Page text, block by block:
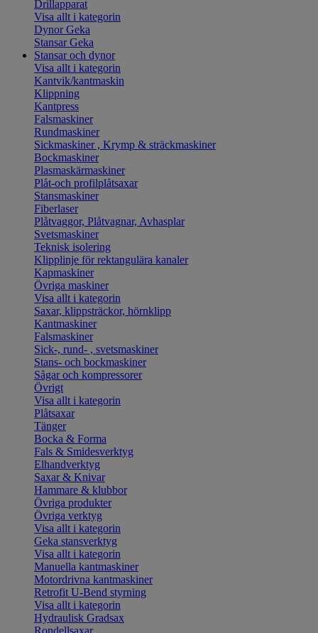
Drillapparat
Visa allt i kategorin
Dynor Geka
Stansar Geka
Stansar och dynor
Visa allt i kategorin
Kantvik/kantmaskin
Klippning
Kantpress
Falsmaskiner
Rundmaskiner
Sickmaskiner , Krymp & sträckmaskiner
Bockmaskiner
Plasmaskärmaskiner
Plåt-och profilplåtsaxar
Stansmaskiner
Fiberlaser
Plåtvaggor, Plåtvagnar, Avhasplar
Svetsmaskiner
Teknisk isolering
Klipplinje för rektangulära kanaler
Kapmaskiner
Övriga maskiner
Visa allt i kategorin
Saxar, klippsträckor, hörnklipp
Kantmaskiner
Falsmaskiner
Sick-, rund- , svetsmaskiner
Stans- och bockmaskiner
Sågar och kompressorer
Övrigt
Visa allt i kategorin
Plåtsaxar
Tänger
Bocka & Forma
Fals & Smidesverktyg
Elhandverktyg
Saxar & Knivar
Hammare & klubbor
Övriga produkter
Övriga verktyg
Visa allt i kategorin
Geka stansverktyg
Visa allt i kategorin
Manuella kantmaskiner
Motordrivna kantmaskiner
Retrofit U-Bend styrning
Visa allt i kategorin
Hydraulisk Gradsax
Rondellsaxar